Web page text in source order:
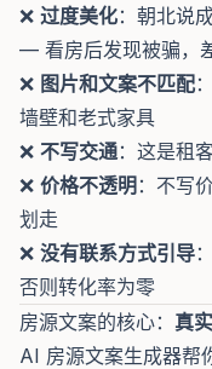
❌ 过度美化：朝北说
— 看房后发现被骗，
❌ 图片和文案不匹配
墙壁和老式家具
❌ 不写交通：这是租
❌ 价格不透明 ：不写
划走
❌ 没有联系方式引导
否则转化率为零
房源文案的核心： 真
AI 房源文案生成器帮